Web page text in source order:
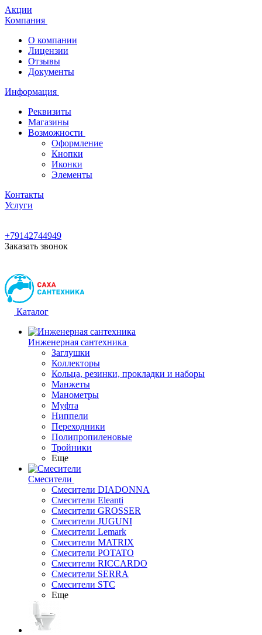
Акции
Компания
О компании
Лицензии
Отзывы
Документы
Информация
Реквизиты
Магазины
Возможности
Оформление
Кнопки
Иконки
Элементы
Контакты
Услуги
+79142744949
Заказать звонок
Каталог
Инженерная сантехника
Заглушки
Коллекторы
Кольца, резинки, прокладки и наборы
Манжеты
Манометры
Муфта
Ниппели
Переходники
Полипропиленовые
Тройники
Еще
Смесители
Смесители DIADONNA
Смесители Eleanti
Смесители GROSSER
Смесители JUGUNI
Смесители Lemark
Смесители MATRIX
Смесители POTATO
Смесители RICCARDO
Смесители SERRA
Смесители STC
Еще